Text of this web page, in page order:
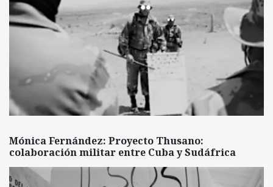
Mónica Fernández: Proyecto Thusano:
colaboración militar entre Cuba y Sudáfrica